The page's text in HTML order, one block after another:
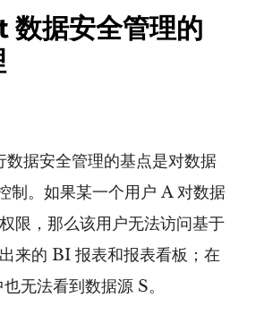
数据安全管理的
据安全管理的基点是对数据
制。如果某一个用户 A 对数据
限，那么该用户无法访问基于
来的 BI 报表和报表看板；在
无法看到数据源 S。